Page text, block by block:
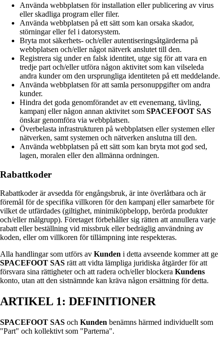
Använda webbplatsen för installation eller publicering av virus
eller skadliga program eller filer.
Använda webbplatsen på ett sätt som kan orsaka skador,
störningar eller fel i datorsystem.
Bryta mot säkerhets- och/eller autentiseringsåtgärderna på
webbplatsen och/eller något nätverk anslutet till den.
Registrera sig under en falsk identitet, utge sig för att vara en
tredje part och/eller utföra någon aktivitet som kan vilseleda
andra kunder om den ursprungliga identiteten på ett meddelande.
Använda webbplatsen för att samla personuppgifter om andra
kunder.
Hindra det goda genomförandet av ett evenemang, tävling,
kampanj eller någon annan aktivitet som SPACEFOOT SAS
önskar genomföra via webbplatsen.
Överbelasta infrastrukturen på webbplatsen eller systemen eller
nätverken, samt systemen och nätverken anslutna till den.
Använda webbplatsen på ett sätt som kan bryta mot god sed,
lagen, moralen eller den allmänna ordningen.
Rabattkoder
Rabattkoder är avsedda för engångsbruk, är inte överlåtbara och är
föremål för de specifika villkoren för den kampanj eller samarbete för
vilket de utfärdades (giltighet, minimiköpbelopp, berörda produkter
och/eller målgrupp). Företaget förbehåller sig rätten att annullera varje
rabatt eller beställning vid missbruk eller bedräglig användning av
koden, eller om villkoren för tillämpning inte respekteras.
Alla handlingar som utförs av Kunden i detta avseende kommer att ge
SPACEFOOT SAS rätt att vidta lämpliga juridiska åtgärder för att
försvara sina rättigheter och att radera och/eller blockera Kundens
konto, utan att den sistnämnde kan kräva någon ersättning för detta.
ARTIKEL 1: DEFINITIONER
SPACEFOOT SAS och Kunden benämns härmed individuellt som
"Part" och kollektivt som "Parterna".